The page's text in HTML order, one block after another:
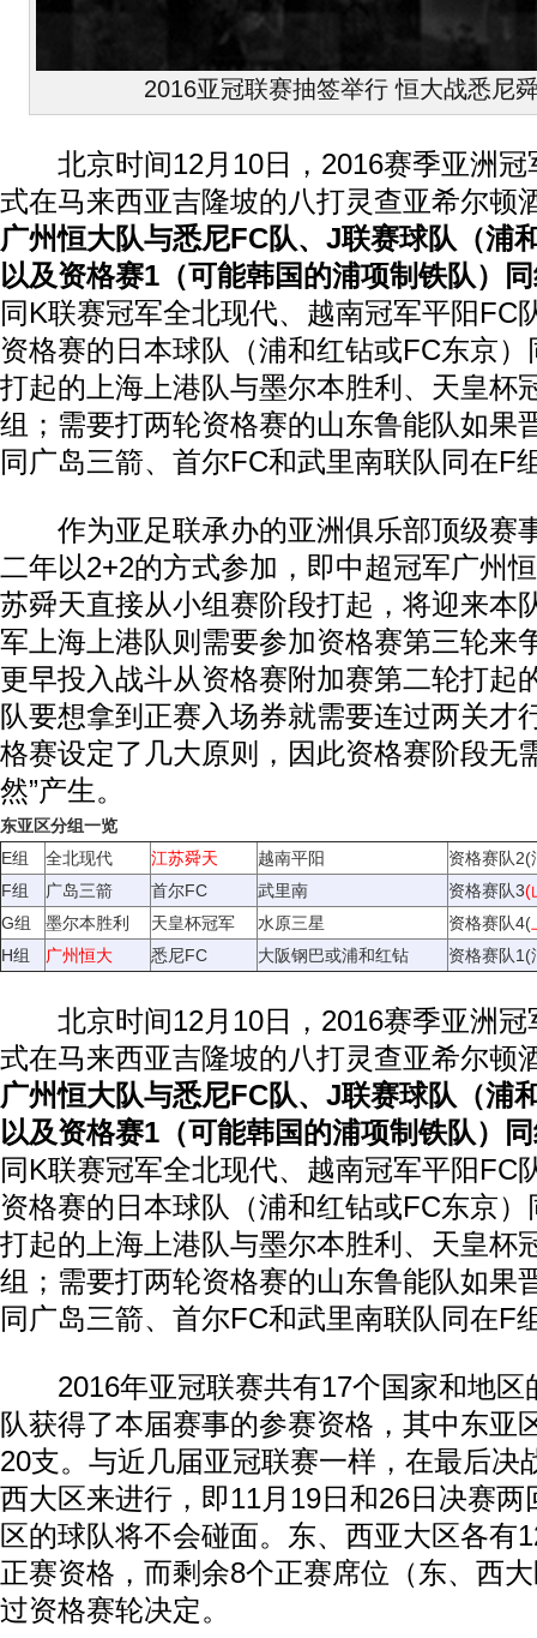
2016亚冠联赛抽签举行 恒大战悉尼
北京时间12月10日，2016赛季亚洲冠
式在马来西亚吉隆坡的八打灵查亚希尔顿
广州恒大队与悉尼FC队、J联赛球队（浦
以及资格赛1（可能韩国的浦项制铁队）
同K联赛冠军全北现代、越南冠军平阳FC
资格赛的日本球队（浦和红钻或FC东京
打起的上海上港队与墨尔本胜利、天皇杯
组；需要打两轮资格赛的山东鲁能队如果
同广岛三箭、首尔FC和武里南联队同在F
作为亚足联承办的亚洲俱乐部顶级赛
二年以2+2的方式参加，即中超冠军广州
苏舜天直接从小组赛阶段打起，将迎来本
军上海上港队则需要参加资格赛第三轮来
更早投入战斗从资格赛附加赛第二轮打起
队要想拿到正赛入场券就需要连过两关才
格赛设定了几大原则，因此资格赛阶段无
然”产生。
东亚区分组一览
E组
全北现代 江苏舜天 越南平阳
资格赛队2(
F组
广岛三箭 首尔FC 武里南 资格赛队3(
G组
墨尔本胜利 天皇杯冠军 水原三星 资格赛队4(
H组
广州恒大 悉尼FC 大阪钢巴或浦和红钻 资格赛队1(
北京时间12月10日，2016赛季亚洲冠
式在马来西亚吉隆坡的八打灵查亚希尔顿
广州恒大队与悉尼FC队、J联赛球队（浦
以及资格赛1（可能韩国的浦项制铁队）
同K联赛冠军全北现代、越南冠军平阳FC
资格赛的日本球队（浦和红钻或FC东京
打起的上海上港队与墨尔本胜利、天皇杯
组；需要打两轮资格赛的山东鲁能队如果
同广岛三箭、首尔FC和武里南联队同在F
2016年亚冠联赛共有17个国家和地区
队获得了本届赛事的参赛资格，其中东亚
20支。与近几届亚冠联赛一样，在最后决
西大区来进行，即11月19日和26日决赛两
区的球队将不会碰面。东、西亚大区各有
正赛资格，而剩余8个正赛席位（东、西
过资格赛轮决定。